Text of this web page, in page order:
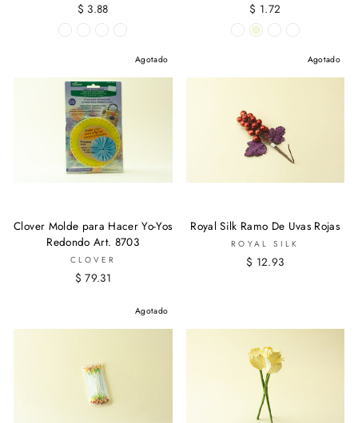
$ 3.88 $ 1.72
Agotado
Clover Molde para Hacer Yo-Yos
Redondo Art. 8703
CLOVER
$ 79.31
Agotado
Royal Silk Ramo De Uvas Rojas
ROYAL SILK
$ 12.93
Agotado